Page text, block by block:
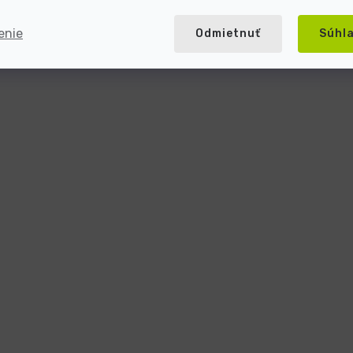
Odmietnuť